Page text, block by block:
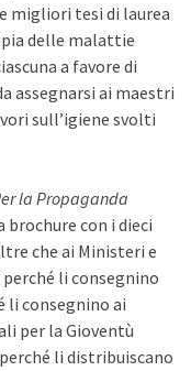
migliori tesi di laurea
delle malattie
a favore di
assegnarsi ai maestri
sull’igiene svolti
la Propaganda
brochure con i dieci
che ai Ministeri e
li consegnino
li consegnino ai
per la Gioventù
li distribuiscano